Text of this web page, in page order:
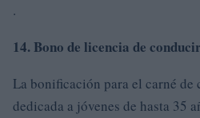
.
14. Bono de licencia de conducir
La bonificación para el carné de
dedicada a jóvenes de hasta 35